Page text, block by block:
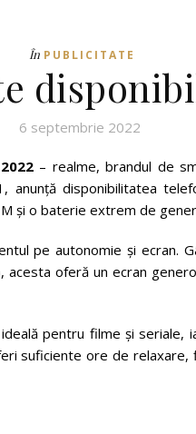
În PUBLICITATE
6 septembrie 2022
– realme, brandul de
anunță disponibilitatea
şi o baterie extrem de
pe autonomie și ecran.
oferă un ecran
pentru filme și seriale,
suficiente ore de relaxare,